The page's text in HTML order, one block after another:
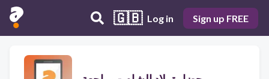
🇬🇧 Log in Sign up FREE